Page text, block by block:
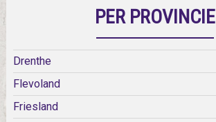
PER PROVINCIE
Drenthe
Flevoland
Friesland